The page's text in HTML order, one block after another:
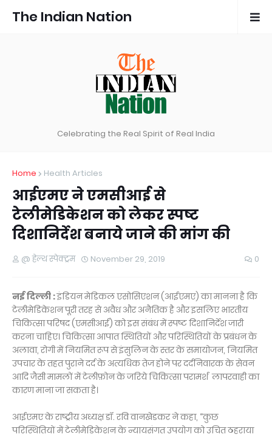
The Indian Nation
Celebrating the Real Spirit of Real India
Home Health Articles
आईएमए ने एमसीआई से
टेलीमेडिकेशन को लेकर स्पष्ट
दिशानिर्देश बनाये जाने की मांग की
@ हेल्थ स्पेक्ट्रम November 29, 2019 0
नईदिल्ली :इंडियन मेडिकल एसोसिएशन (आईएमए) का मानना है कि
टेलीमेडिकेशन पूरी तरह से अवैध और अनैतिक है और इसलिए भारतीय
चिकित्सा परिषद (एमसीआई) को इस संबंध में स्पष्ट दिशानिर्देश जारी
करना चाहिए। चिकित्सा आपात स्थितियों और परिस्थितियों के प्रबंधन के
अलावा, रोगी में नियमित रूप से इंसुलिन के स्तर के समायोजन, नियमित
उपचार के तहत पुराने दर्द के अत्यधिक तेज होने पर दर्दनिवारक के सेवन
आदि जैसी मामलों में टेलीफ़ोन के जरिये चिकित्सा परामर्श लापरवाही का
कारण माना जा सकता है।
आईएमए के राष्ट्रीय अध्यक्ष डॉ. रवि वानखेडकर ने कहा, “कुछ
परिस्थितियों में टेलीमेडिकेशन के न्यायसंगत उपयोग को उचित ठहराया